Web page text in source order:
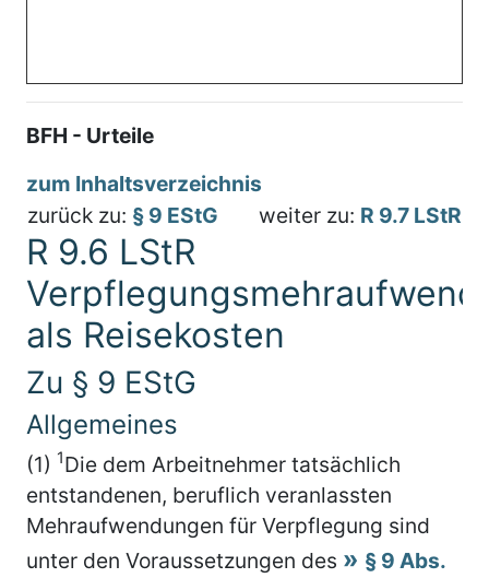
BFH - Urteile
zum Inhaltsverzeichnis
zurück zu: § 9 EStG weiter zu: R 9.7 LStR
R 9.6 LStR
als Reisekosten
Zu § 9 EStG
Allgemeines
(1) 1Die dem Arbeitnehmer tatsächlich
entstandenen, beruflich veranlassten
Mehraufwendungen für Verpflegung sind
unter den Voraussetzungen des
§ 9 Abs.